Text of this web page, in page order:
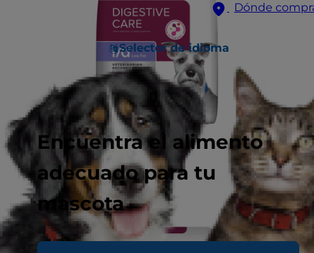
Dónde
Selector de idioma
Encuentra el alimento
adecuado para tu
mascota